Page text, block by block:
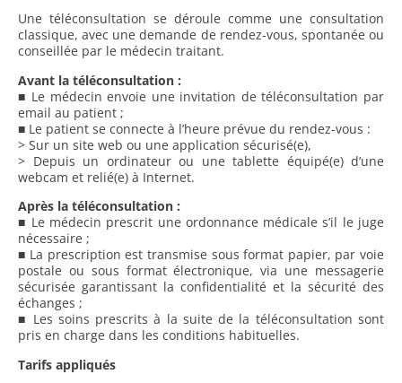
Une téléconsultation se déroule comme une consultation
classique, avec une demande de rendez-vous, spontanée ou
conseillée par le médecin traitant.
Avant la téléconsultation :
■ Le médecin envoie une invitation de téléconsultation par
email au patient ;
■ Le patient se connecte à l’heure prévue du rendez-vous :
> Sur un site web ou une application sécurisé(e),
> Depuis un ordinateur ou une tablette équipé(e) d’une
webcam et relié(e) à Internet.
Après la téléconsultation :
■ Le médecin prescrit une ordonnance médicale s’il le juge
nécessaire ;
■ La prescription est transmise sous format papier, par voie
postale ou sous format électronique, via une messagerie
sécurisée garantissant la confidentialité et la sécurité des
échanges ;
■ Les soins prescrits à la suite de la téléconsultation sont
pris en charge dans les conditions habituelles.
Tarifs appliqués